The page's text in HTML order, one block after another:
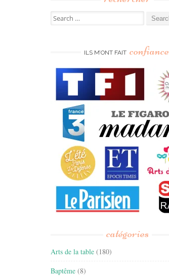
Search
for:
ILS M’ONT FAIT confiance
catégories
Arts de la table (180)
Baptême (8)